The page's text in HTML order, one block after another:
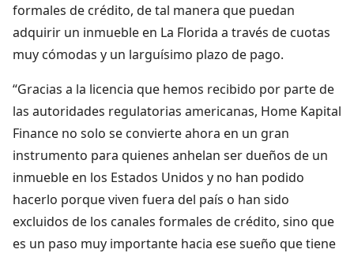
formales de crédito, de tal manera que puedan
adquirir un inmueble en La Florida a través de cuotas
muy cómodas y un larguísimo plazo de pago.
“Gracias a la licencia que hemos recibido por parte de
las autoridades regulatorias americanas, Home Kapital
Finance no solo se convierte ahora en un gran
instrumento para quienes anhelan ser dueños de un
inmueble en los Estados Unidos y no han podido
hacerlo porque viven fuera del país o han sido
excluidos de los canales formales de crédito, sino que
es un paso muy importante hacia ese sueño que tiene